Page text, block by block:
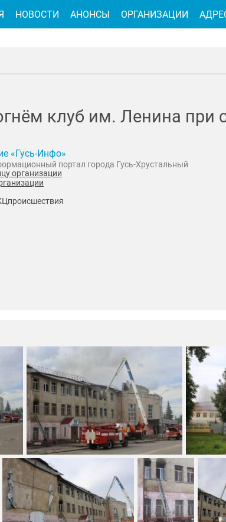
клуб им. Ленина при
«Гусь-Инфо»
портал города Гусь-Хрустальный
организации
происшествия
НОВОСТИ АНОНСЫ ОРГАНИЗАЦИИ